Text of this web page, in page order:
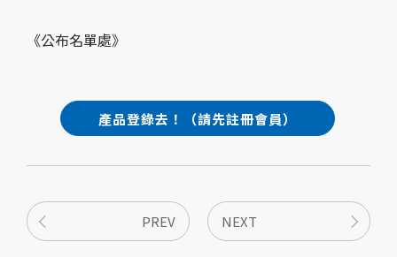
《公布名單處》
產品登錄去！（請先註冊會員）
PREV NEXT